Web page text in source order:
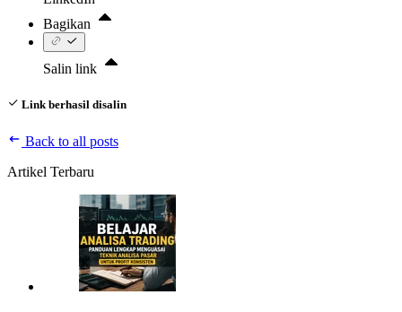
Bagikan
Salin link
Link berhasil disalin
Back to all posts
Artikel Terbaru